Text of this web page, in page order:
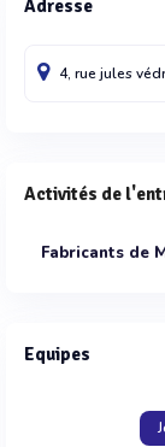
Adresse
4, rue jules
Activités de
Fabricants de
Equipes